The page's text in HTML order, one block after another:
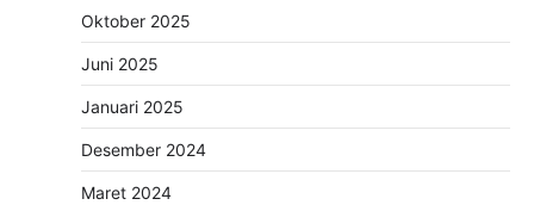
Oktober 2025
Juni 2025
Januari 2025
Desember 2024
Maret 2024